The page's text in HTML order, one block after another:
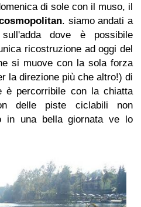
di sole con il muso, il
. siamo andati a
dove è possibile
ricostruzione ad oggi del
si muove con la sola forza
la direzione più che altro!) di
è percorribile con la chiatta
delle piste ciclabili non
in una bella giornata ve lo